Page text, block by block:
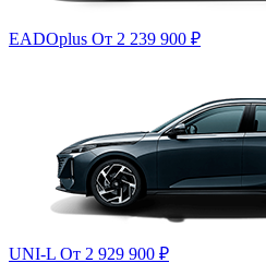
EADOplus От 2 239 900 ₽
UNI-L От 2 929 900 ₽